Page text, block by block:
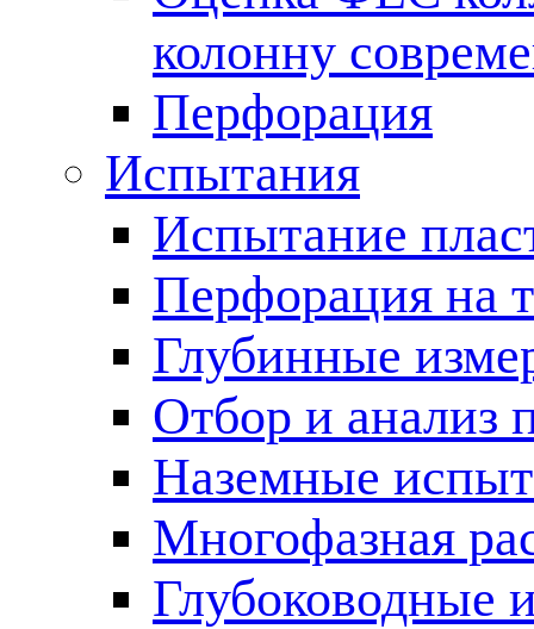
колонну
Перфорация
Испытания
Испытание
Перфорация на
Глубинные
Отбор и анализ
Наземные
Многофазная
Глубоководные